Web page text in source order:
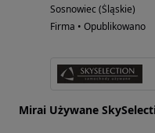
Sosnowiec (Śląskie)
Firma • Opublikowano
Mirai Używane